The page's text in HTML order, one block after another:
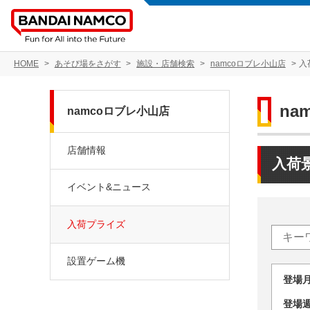
HOME あそび場をさがす 施設・店舗検索 namcoロブレ小山店 入
入荷
登
登
namcoロブレ小山店
店舗情報
イベント&ニュース
入荷プライズ
設置ゲーム機